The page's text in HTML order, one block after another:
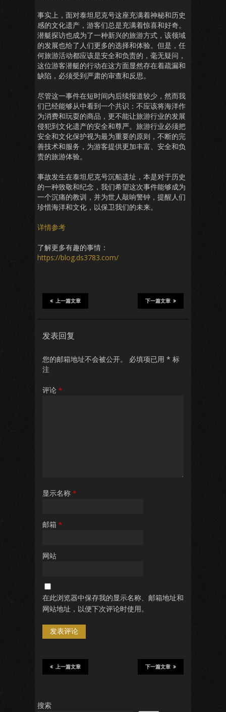
事实上，面对泰坦尼克号这座充满着神秘和历史
感的文化遗产，游客们总是充满着惊喜和好奇。
潜艇探访也成为了一种新兴的旅游方式，该领域
的发展也给了人们更多的选择和体验。但是，任
何旅游活动都应该是安全和负责的，毫无疑问，
这位游客潜艇的行动在这方面显然存在着疏漏和
缺陷，必须受到严肃的审查和反思。
尽管这一事件在短时间内后续报道较少，然而我
们已经能够从中看到一个共识：不应该将海洋作
为消费和玩耍的商品，更不能让旅游行业的发展
侵犯到文化遗产的安全和尊严。旅游行业必须把
安全和文化保护视为最为重要的原则，不断的完
善技术和服务，为游客提供更加丰富、安全和负
责的旅游体验。
事故发生在泰坦尼克号沉船遗址，本是对于历史
的一种致敬和纪念，我们希望这次事件能够成为
一个沉痛的教训，并为世人敲响警钟，提醒人们
珍惜海洋和文化，以保卫我们的未来。
详情参考
了解更多有趣的事情：
https://blog.ds3783.com/
下一篇文章
上一篇文章
发表回复
您的邮箱地址不会被公开。 必填项已用 * 标
注
评论 *
显示名称 *
邮箱 *
网站
在此浏览器中保存我的显示名称、邮箱地址和
网站地址，以便下次评论时使用。
下一篇文章
上一篇文章
搜索